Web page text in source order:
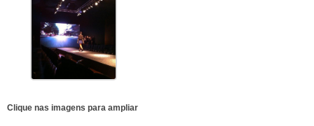
Clique nas imagens para ampliar